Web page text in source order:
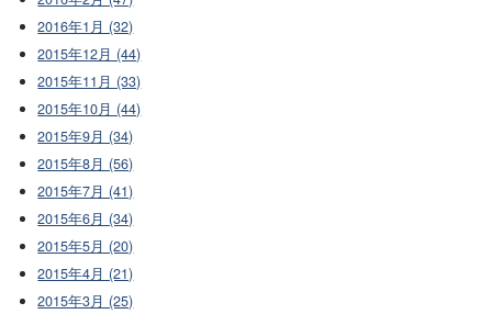
2016年1月 (32)
2015年12月 (44)
2015年11月 (33)
2015年10月 (44)
2015年9月 (34)
2015年8月 (56)
2015年7月 (41)
2015年6月 (34)
2015年5月 (20)
2015年4月 (21)
2015年3月 (25)